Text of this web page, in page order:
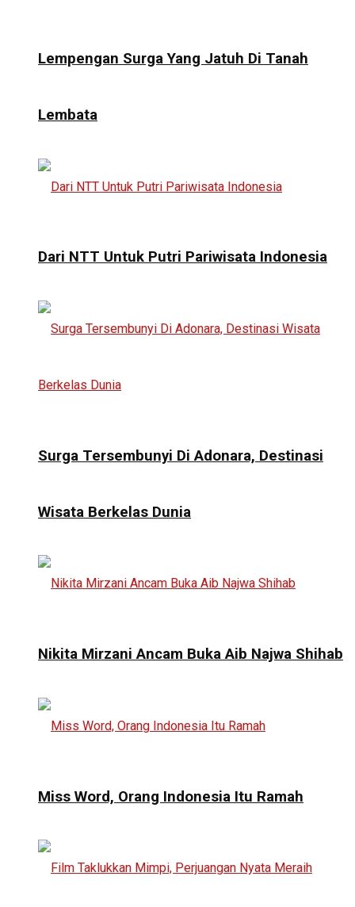
Lempengan Surga Yang Jatuh Di Tanah
Lembata
Dari NTT Untuk Putri Pariwisata Indonesia
Surga Tersembunyi Di Adonara, Destinasi
Wisata Berkelas Dunia
Nikita Mirzani Ancam Buka Aib Najwa Shihab
Miss Word, Orang Indonesia Itu Ramah